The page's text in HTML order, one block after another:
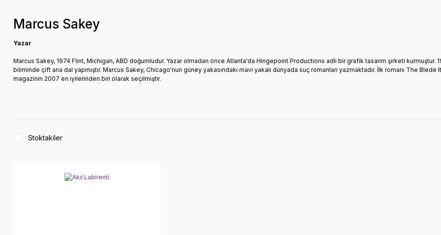
Marcus Sakey
Yazar
Marcus Sakey, 1974 Flint, Michigan, ABD doğumludur. Yazar olmadan önce Atlanta'da Hingepoint Productions adlı bir grafik tasarım şirketi
biliminde çift ana dal yapmıştır. Marcus Sakey, Chicago'nun güney yakasındaki mavi yakalı dünyada suç romanları yazmaktadır. İlk romanı The
magazinin 2007 en iyilerinden biri olarak seçilmiştir.
Stoktakiler